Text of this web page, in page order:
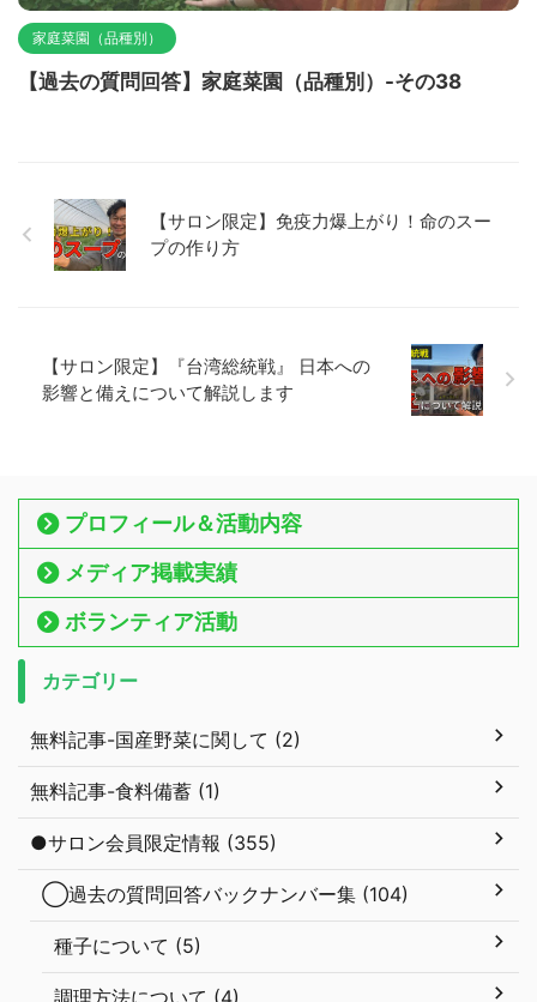
家庭菜園（品種別）
【過去の質問回答】家庭菜園（品種別）-その38
【サロン限定】免疫力爆上がり！命のスー
プの作り方
【サロン限定】『台湾総統戦』 日本への
影響と備えについて解説します
プロフィール＆活動内容
メディア掲載実績
ボランティア活動
カテゴリー
無料記事-国産野菜に関して (2)
無料記事-食料備蓄 (1)
●サロン会員限定情報 (355)
◯過去の質問回答バックナンバー集 (104)
種子について (5)
調理方法について (4)